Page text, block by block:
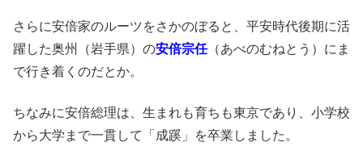
さらに安倍家のルーツをさかのぼると、平安時代後期に活
躍した奥州（岩手県）の安倍宗任（あべのむねとう）にま
で行き着くのだとか。
ちなみに安倍総理は、生まれも育ちも東京であり、小学校
から大学まで一貫して「成蹊」を卒業しました。